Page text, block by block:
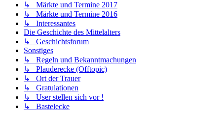
↳ Märkte und Termine 2017
↳ Märkte und Termine 2016
↳ Interessantes
Die Geschichte des Mittelalters
↳ Geschichtsforum
Sonstiges
↳ Regeln und Bekanntmachungen
↳ Plauderecke (Offtopic)
↳ Ort der Trauer
↳ Gratulationen
↳ User stellen sich vor !
↳ Bastelecke